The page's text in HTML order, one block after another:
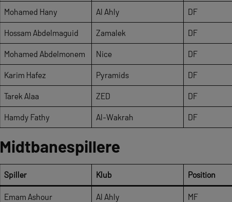
Mohamed Hany Al Ahly DF
Hossam Abdelmaguid Zamalek DF
Mohamed Abdelmonem Nice DF
Karim Hafez Pyramids DF
Tarek Alaa ZED DF
Hamdy Fathy Al-Wakrah DF
Midtbanespillere
Spiller Klub Position
Emam Ashour Al Ahly MF